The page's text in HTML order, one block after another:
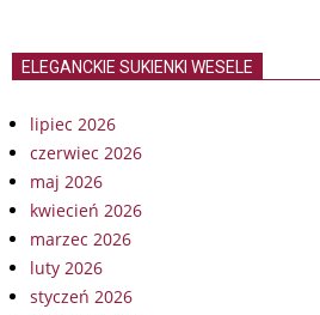
ELEGANCKIE SUKIENKI WESELE
lipiec 2026
czerwiec 2026
maj 2026
kwiecień 2026
marzec 2026
luty 2026
styczeń 2026